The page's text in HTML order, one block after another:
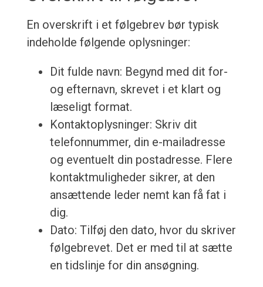
En overskrift i et følgebrev bør typisk
indeholde følgende oplysninger:
Dit fulde navn: Begynd med dit for-
og efternavn, skrevet i et klart og
læseligt format.
Kontaktoplysninger: Skriv dit
telefonnummer, din e-mailadresse
og eventuelt din postadresse. Flere
kontaktmuligheder sikrer, at den
ansættende leder nemt kan få fat i
dig.
Dato: Tilføj den dato, hvor du skriver
følgebrevet. Det er med til at sætte
en tidslinje for din ansøgning.